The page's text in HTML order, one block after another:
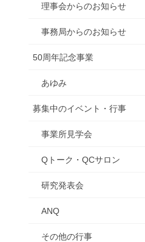
理事会からのお知らせ
事務局からのお知らせ
50周年記念事業
あゆみ
募集中のイベント・行事
事業所見学会
Qトーク・QCサロン
研究発表会
ANQ
その他の行事